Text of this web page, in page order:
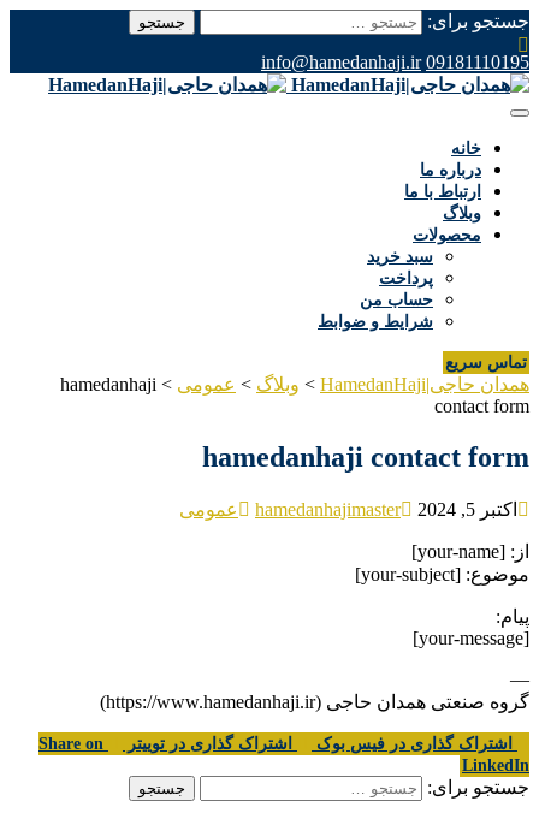
جستجو برای:
09181110195
info@hamedanhaji.ir
خانه
درباره ما
ارتباط با ما
وبلاگ
محصولات
سبد خرید
پرداخت
حساب من
شرایط و ضوابط
تماس سریع
همدان حاجی|HamedanHaji > وبلاگ > عمومی >
hamedanhaji
contact form
hamedanhaji contact form
اکتبر 5, 2024 hamedanhajimaster عمومی
از: [your-name]
موضوع: [your-subject]
پیام:
[your-message]
—
گروه صنعتی همدان حاجی (https://www.hamedanhaji.ir)
اشتراک گذاری در فیس بوک اشتراک گذاری در توییتر
Share on
LinkedIn
جستجو برای: